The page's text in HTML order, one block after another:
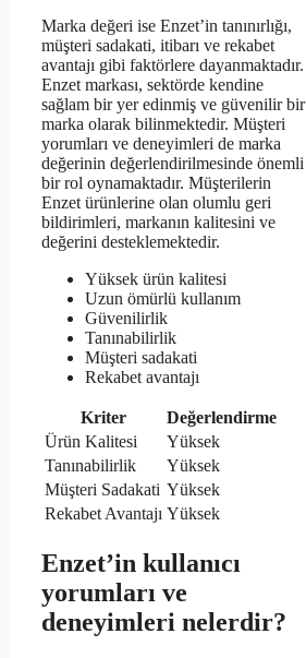
Marka değeri ise Enzet’in tanınırlığı,
müşteri sadakati, itibarı ve rekabet
avantajı gibi faktörlere dayanmaktadır.
Enzet markası, sektörde kendine
sağlam bir yer edinmiş ve güvenilir bir
marka olarak bilinmektedir. Müşteri
yorumları ve deneyimleri de marka
değerinin değerlendirilmesinde önemli
bir rol oynamaktadır. Müşterilerin
Enzet ürünlerine olan olumlu geri
bildirimleri, markanın kalitesini ve
değerini desteklemektedir.
Yüksek ürün kalitesi
Uzun ömürlü kullanım
Güvenilirlik
Tanınabilirlik
Müşteri sadakati
Rekabet avantajı
Kriter
Değerlendirme
Ürün Kalitesi
Yüksek
Tanınabilirlik
Yüksek
Müşteri Sadakati Yüksek
Rekabet Avantajı Yüksek
Enzet’in kullanıcı
yorumları ve
deneyimleri nelerdir?